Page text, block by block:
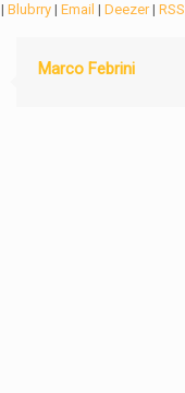
|Blubrry |Email |Deezer|RSS
Marco Febrini